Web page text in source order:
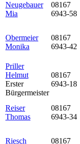
Neugebauer
Mia
08167
6943-58
Obermeier
Monika
08167
6943-42
Priller
Helmut
Erster
Bürgermeister
08167
6943-18
Reiser
Thomas
08167
6943-34
Riesch
08167